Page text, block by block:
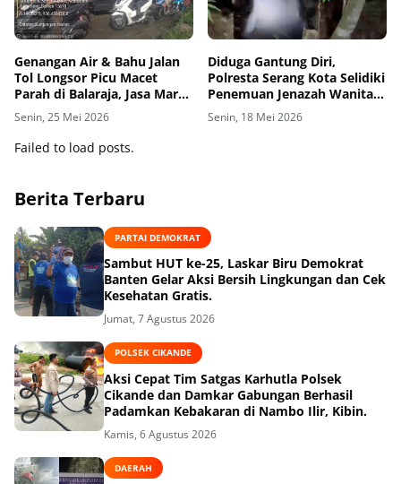
Genangan Air & Bahu Jalan
Tol Longsor Picu Macet
Parah di Balaraja, Jasa Marga
Diminta Segera Perbaiki
Senin, 25 Mei 2026
Diduga Gantung Diri,
Polresta Serang Kota Selidiki
Penemuan Jenazah Wanita
di Gelam
Senin, 18 Mei 2026
Failed to load posts.
Berita Terbaru
PARTAI DEMOKRAT
Sambut HUT ke-25, Laskar Biru Demokrat
Banten Gelar Aksi Bersih Lingkungan dan Cek
Kesehatan Gratis.
Jumat, 7 Agustus 2026
POLSEK CIKANDE
Aksi Cepat Tim Satgas Karhutla Polsek
Cikande dan Damkar Gabungan Berhasil
Padamkan Kebakaran di Nambo Ilir, Kibin.
Kamis, 6 Agustus 2026
DAERAH